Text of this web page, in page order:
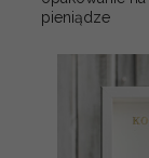
pieniądze